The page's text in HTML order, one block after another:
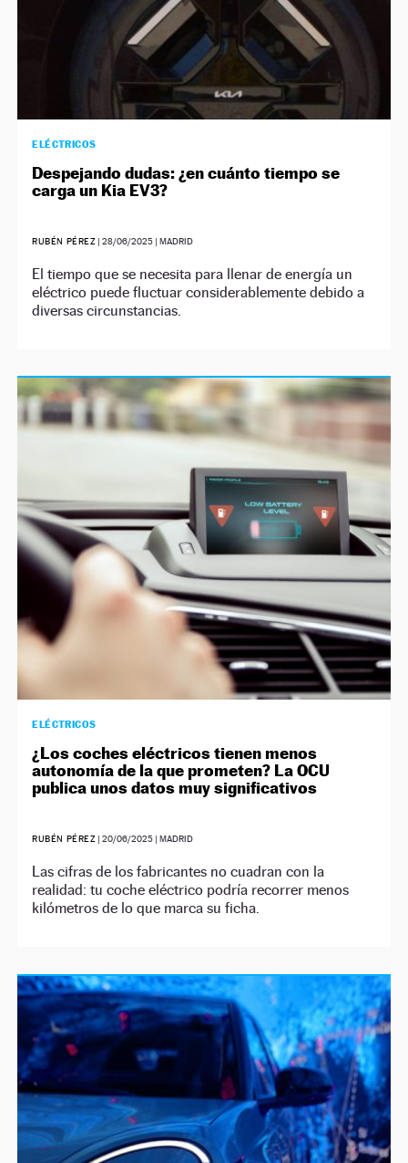
ELÉCTRICOS
Despejando dudas: ¿en cuánto tiempo se
carga un Kia EV3?
RUBÉN PÉREZ |28/06/2025 | MADRID
El tiempo que se necesita para llenar de energía un
eléctrico puede fluctuar considerablemente debido a
diversas circunstancias.
ELÉCTRICOS
¿Los coches eléctricos tienen menos
autonomía de la que prometen? La OCU
publica unos datos muy significativos
RUBÉN PÉREZ |20/06/2025 | MADRID
Las cifras de los fabricantes no cuadran con la
realidad: tu coche eléctrico podría recorrer menos
kilómetros de lo que marca su ficha.